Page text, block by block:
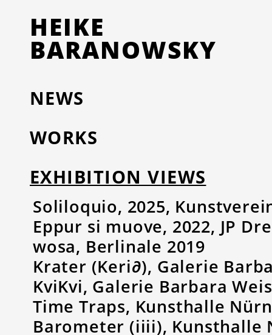
HEIKE
BARANOWSKY
NEWS
WORKS
EXHIBITION VIEWS
Soliloquio, 2025,
Eppur si muove, 2022, JP
wosa, Berlinale 2019
Krater (Keri∂), Galerie
KviKvi, Galerie Barbara
Time Traps, Kunsthalle
Barometer (iiii), Kunsthalle